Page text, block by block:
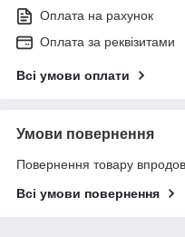
Оплата на рахунок
Оплата за реквізитами
Всі умови оплати
Умови повернення
Повернення товару
Всі умови повернення